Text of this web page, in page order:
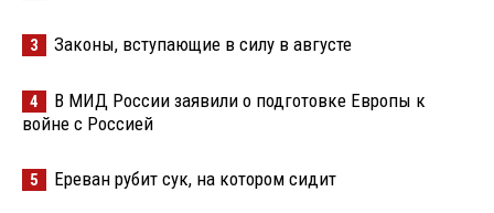
3 Законы, вступающие в силу в августе
4
В МИД России заявили о подготовке Европы к
войне с Россией
5 Ереван рубит сук, на котором сидит